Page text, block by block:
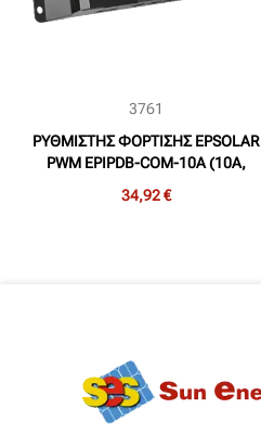
3761
ΡΥΘΜΙΣΤΗΣ ΦΟΡΤΙΣΗΣ EPSOLAR
PWM EPIPDB-COM-10A (10A,
ΜΠΑΤΑΡΙΕΣ)
34,92 €